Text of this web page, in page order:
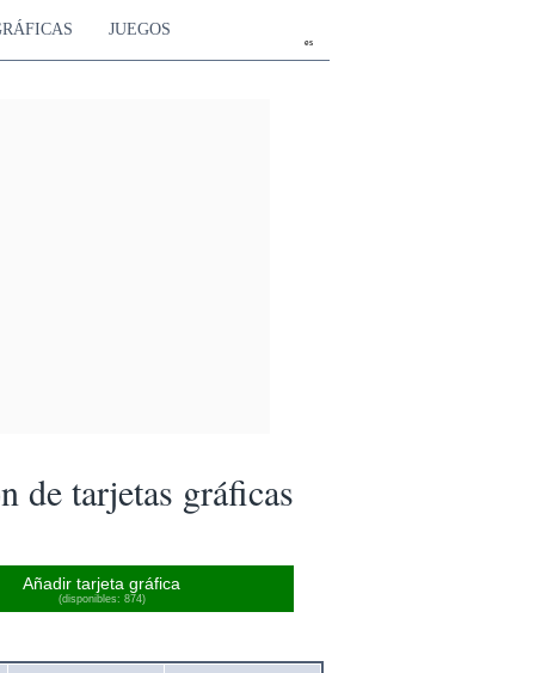
es
JUEGOS
de tarjetas gráficas
Añadir tarjeta gráfica
(disponibles: 874)